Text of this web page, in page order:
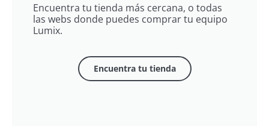
Encuentra tu tienda más cercana, o todas
las webs donde puedes comprar tu equipo
Lumix​.
Encuentra tu tienda